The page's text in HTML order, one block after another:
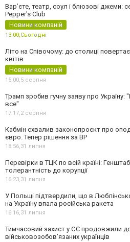
Вар’єте, театр, соул і блюзові джеми:
Pepper's Club
Новини компаній
13:00,Сьогодні
Літо на Співочому: до столиці
квітів
Новини компаній
15:00,5 серпня
Трамп зробив гучну заяву про
все"
17:17,2 серпня
Кабмін схвалив законопроєкт про
євро. Тепер рішення за ВР
18:56,31 липня
Перевірки в ТЦК по всій країні:
толерантність до корупції
16:23,31 липня
У Польщі підтвердили, що в
на Україну впала російська ракета
16:16,31 липня
Тимчасовий захист у ЄС продовжили
військовозобов’язаних українців